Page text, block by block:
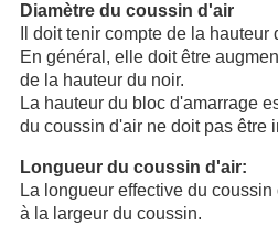
Diamètre du coussin d'air
Il doit tenir compte de la
En général, elle doit être
de la hauteur du noir.
La hauteur du bloc d'amarrage
du coussin d'air ne doit pas être
Longueur du coussin d'air:
La longueur effective du
à la largeur du coussin.